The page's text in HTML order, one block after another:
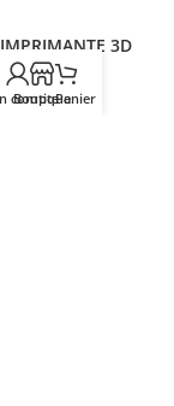
IMPRIMANTE 3D
ROBOTIQUE
compte
BoutiquePanier